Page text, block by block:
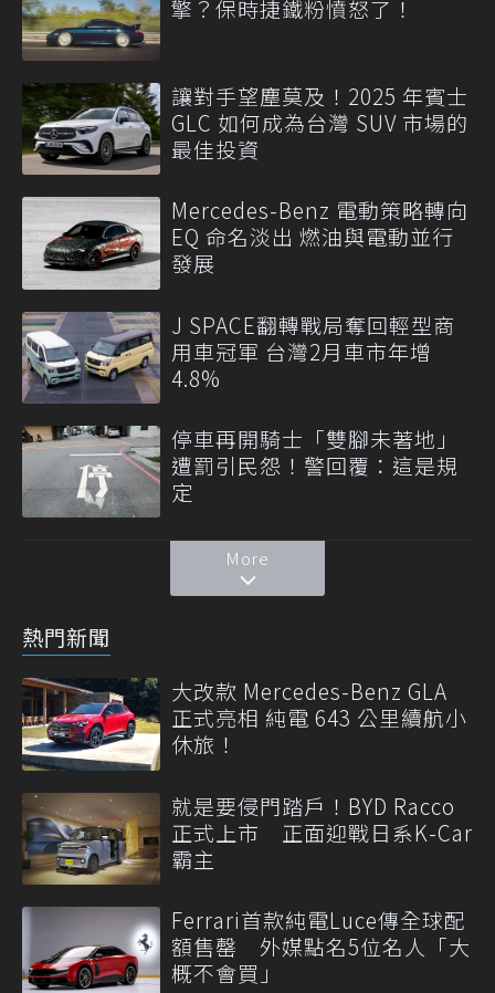
擎？保時捷鐵粉憤怒了！
讓對手望塵莫及！2025 年賓士
GLC 如何成為台灣 SUV 市場的
最佳投資
Mercedes-Benz 電動策略轉向
EQ 命名淡出 燃油與電動並行
發展
J SPACE翻轉戰局奪回輕型商
用車冠軍 台灣2月車市年增
4.8%
停車再開騎士「雙腳未著地」
遭罰引民怨！警回覆：這是規
定
More
熱門新聞
大改款 Mercedes-Benz GLA
正式亮相 純電 643 公里續航小
休旅！
就是要侵門踏戶！BYD Racco
正式上市 正面迎戰日系K-Car
霸主
Ferrari首款純電Luce傳全球配
額售罄 外媒點名5位名人「大
概不會買」